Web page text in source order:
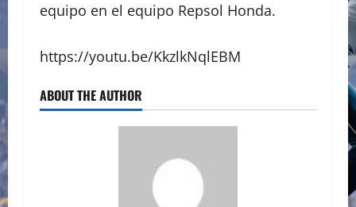
equipo en el equipo Repsol Honda.
https://youtu.be/KkzlkNqlEBM
ABOUT THE AUTHOR